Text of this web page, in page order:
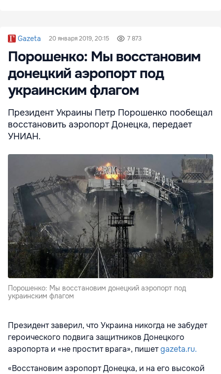
Gazeta 20 января 2019, 20:15 7 873
Порошенко: Мы восстановим
донецкий аэропорт под
украинским флагом
Президент Украины Петр Порошенко пообещал
восстановить аэропорт Донецка, передает
УНИАН.
Порошенко: Мы восстановим донецкий аэропорт под
украинским флагом
Президент заверил, что Украина никогда не забудет
героического подвига защитников Донецкого
аэропорта и «не простит врага», пишетgazeta.ru.
«Восстановим аэропорт Донецка, и на его высокой